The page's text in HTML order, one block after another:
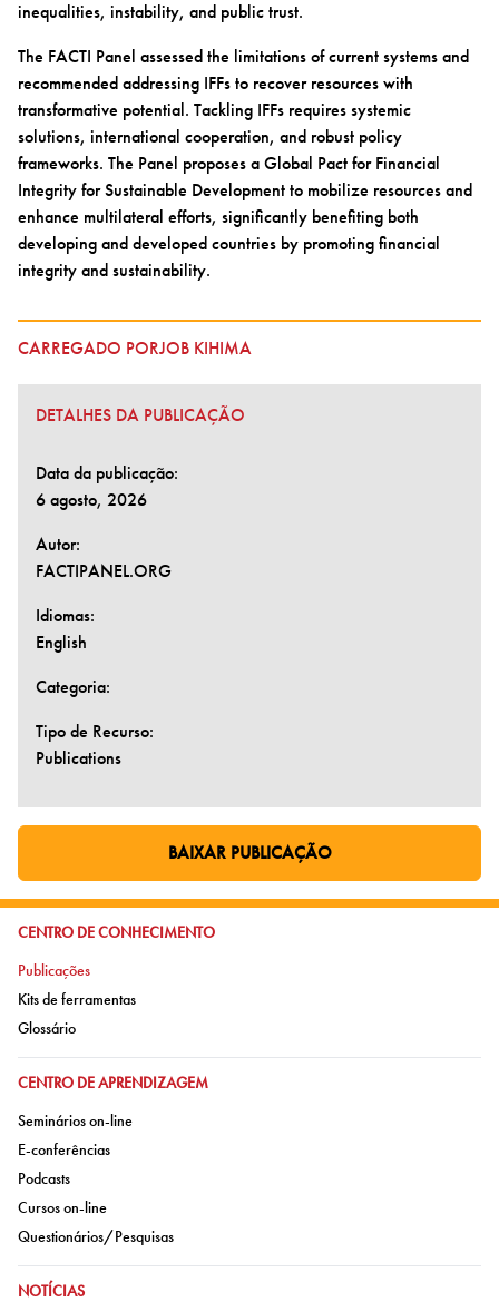
inequalities, instability, and public trust.
The FACTI Panel assessed the limitations of current systems and
recommended addressing IFFs to recover resources with
transformative potential. Tackling IFFs requires systemic
solutions, international cooperation, and robust policy
frameworks. The Panel proposes a Global Pact for Financial
Integrity for Sustainable Development to mobilize resources and
enhance multilateral efforts, significantly benefiting both
developing and developed countries by promoting financial
integrity and sustainability.
CARREGADO PORJOB KIHIMA
DETALHES DA PUBLICAÇÃO
Data da publicação:
6 agosto, 2026
Autor:
FACTIPANEL.ORG
Idiomas:
English
Categoria:
Tipo de Recurso:
Publications
IR PARA PÁGINA EXTERNA:
BAIXAR PUBLICAÇÃO
IR PARA:
CENTRO DE CONHECIMENTO
Ir para:
Publicações
Ir para:
Kits de ferramentas
Ir para:
Glossário
IR PARA:
CENTRO DE APRENDIZAGEM
Ir para:
Seminários on-line
Ir para:
E-conferências
Ir para:
Podcasts
Ir para:
Cursos on-line
Ir para:
Questionários/Pesquisas
IR PARA:
NOTÍCIAS